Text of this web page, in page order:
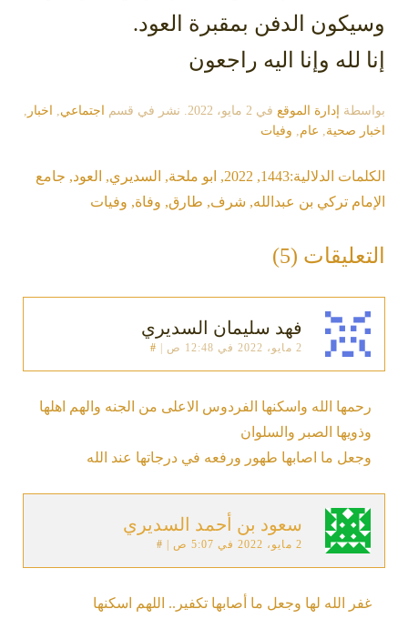
وسيكون الدفن بمقبرة العود.
إنا لله وإنا اليه راجعون
بواسطة إدارة الموقع في 2 مايو، 2022 . نشر في قسم اجتماعي اخبار
اخبار صحية
عام وفيات
الكلمات الدلالية:1443
,
2022
, ابو ملحة, السديري, العود, جامع
الإمام تركي بن عبدالله, شرف, طارق, وفاة, وفيات
التعليقات (5)
فهد سليمان السديري
2 مايو، 2022 في 12:48 ص |
#
رحمها الله واسكنها الفردوس الاعلى من الجنه والهم اهلها
وذويها الصبر والسلوان
وجعل ما اصابها طهور ورفعه في درجاتها عند الله
سعود بن أحمد السديري
2 مايو، 2022 في 5:07 ص |
#
غفر الله لها وجعل ما أصابها تكفير.. اللهم اسكنها